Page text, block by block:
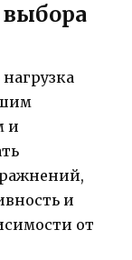
выбора
и
и
от